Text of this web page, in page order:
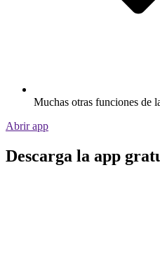
Muchas otras funciones de
Abrir app
Descarga la app